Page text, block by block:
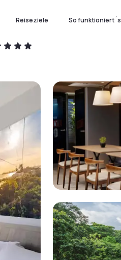
Reiseziele So funktioniert´s